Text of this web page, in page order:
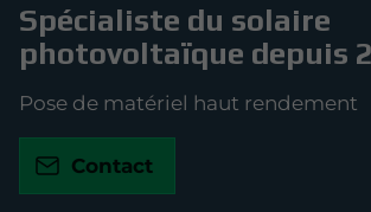
Spécialiste du solaire
photovoltaïque depuis
Pose de matériel haut rendement
Contact